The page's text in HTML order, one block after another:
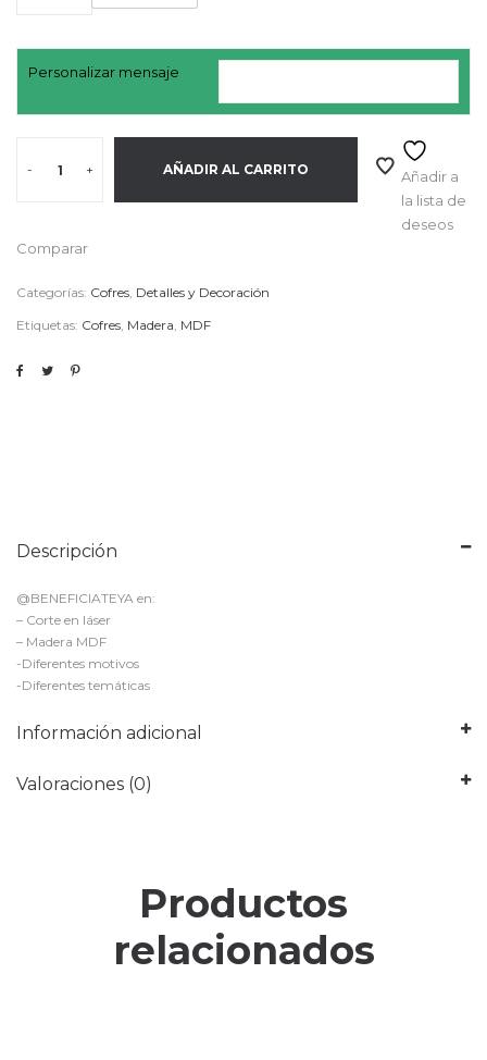
Personalizar mensaje
- + AÑADIR AL CARRITO
Añadir a
la lista de
deseos
Comparar
Categorías: Cofres, Detalles y Decoración
Etiquetas: Cofres, Madera, MDF
Descripción
@BENEFICIATEYA en:
– Corte en láser
– Madera MDF
-Diferentes motivos
-Diferentes temáticas
Información adicional
Valoraciones (0)
Productos
relacionados